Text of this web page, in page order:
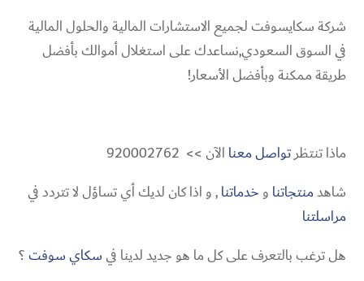
شركة سكايسوفت لجميع الاستشارات المالية والحلول المالية
في السوق السعودي,نساعدك على استغلال أموالك بأفضل
طريقة ممكنة وبأفضل الأسعار!
ماذا تنتظرتواصل معنا الآن >> 920002762
شاهدمنتجاتنا وخدماتنا, و اذا كان لديك أي تساؤل لا تتردد في
مراسلتنا
هل ترغب بالتعرف على كل ما هو جديد لدينا فيسكاي سوفت؟